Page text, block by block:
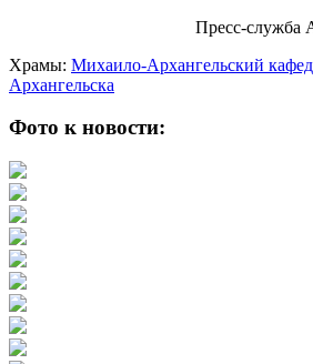
Пресс-служба
Храмы: Михаило-Архангельский
Архангельска
Фото к новости: